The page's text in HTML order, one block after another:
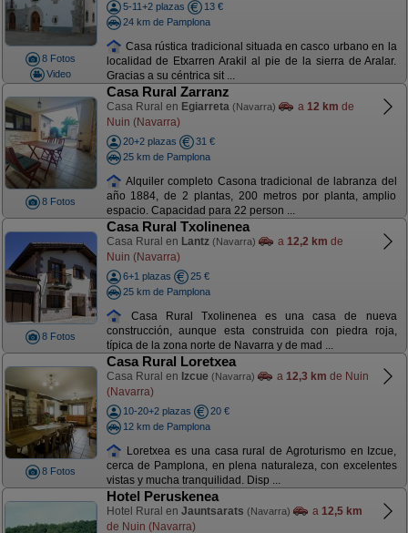
8 Fotos
Video
5-11+2 plazas
13 €
24 km de Pamplona
Casa rústica tradicional situada en casco urbano en la
localidad de Etxarren Arakil al pie de la sierra de Aralar.
Gracias a su céntrica sit ...
8 Fotos
Casa Rural Zarranz
Casa Rural en Egiarreta (Navarra) a 12 km de
Nuin (Navarra)
20+2 plazas
31 €
25 km de Pamplona
Alquiler completo Casona tradicional de labranza del
año 1884, de 2 plantas, 200 metros por planta, amplio
espacio. Capacidad para 22 person ...
8 Fotos
Casa Rural Txolinenea
Casa Rural en Lantz (Navarra) a 12,2 km de
Nuin (Navarra)
6+1 plazas
25 €
25 km de Pamplona
Casa Rural Txolinenea es una casa de nueva
construcción, aunque esta construida con piedra roja,
típica de la zona norte de Navarra y de mad ...
8 Fotos
Casa Rural Loretxea
Casa Rural en Izcue (Navarra) a 12,3 km de Nuin
(Navarra)
10-20+2 plazas
20 €
12 km de Pamplona
Loretxea es una casa rural de Agroturismo en Izcue,
cerca de Pamplona, en plena naturaleza, con excelentes
vistas y mucha tranquilidad. Disp ...
Hotel Peruskenea
Hotel Rural en Jauntsarats (Navarra) a 12,5 km
de Nuin (Navarra)